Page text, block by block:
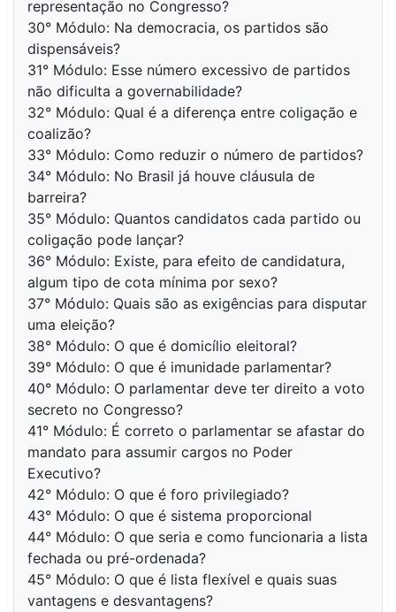
representação no Congresso?
30° Módulo: Na democracia, os partidos são
dispensáveis?
31° Módulo: Esse número excessivo de partidos
não dificulta a governabilidade?
32° Módulo: Qual é a diferença entre coligação e
coalizão?
33° Módulo: Como reduzir o número de partidos?
34° Módulo: No Brasil já houve cláusula de
barreira?
35° Módulo: Quantos candidatos cada partido ou
coligação pode lançar?
36° Módulo: Existe, para efeito de candidatura,
algum tipo de cota mínima por sexo?
37° Módulo: Quais são as exigências para disputar
uma eleição?
38° Módulo: O que é domicílio eleitoral?
39° Módulo: O que é imunidade parlamentar?
40° Módulo: O parlamentar deve ter direito a voto
secreto no Congresso?
41° Módulo: É correto o parlamentar se afastar do
mandato para assumir cargos no Poder
Executivo?
42° Módulo: O que é foro privilegiado?
43° Módulo: O que é sistema proporcional
44° Módulo: O que seria e como funcionaria a lista
fechada ou pré-ordenada?
45° Módulo: O que é lista flexível e quais suas
vantagens e desvantagens?